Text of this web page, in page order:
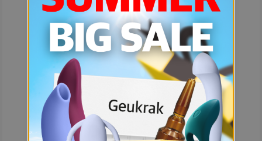
예상치 못한 에러입니다.